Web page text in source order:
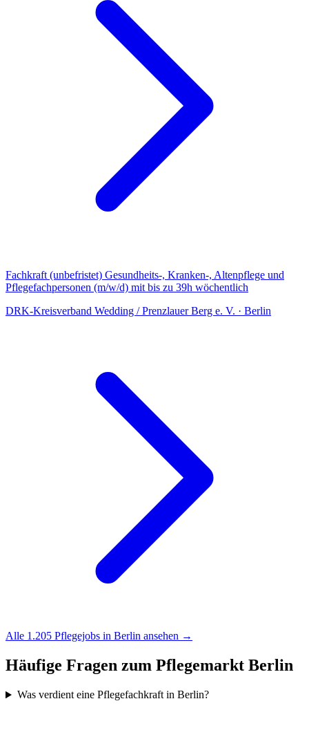
Fachkraft (unbefristet) Gesundheits-, Kranken-, Altenpflege und
Pflegefachpersonen (m/w/d) mit bis zu 39h wöchentlich
DRK-Kreisverband Wedding / Prenzlauer Berg e. V. · Berlin
Alle 1.205 Pflegejobs in Berlin ansehen →
Häufige Fragen zum Pflegemarkt Berlin
Was verdient eine Pflegefachkraft in Berlin?